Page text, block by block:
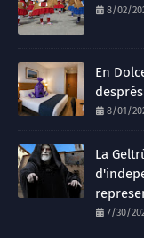
8/02/
En
8/01/
La
7/30/